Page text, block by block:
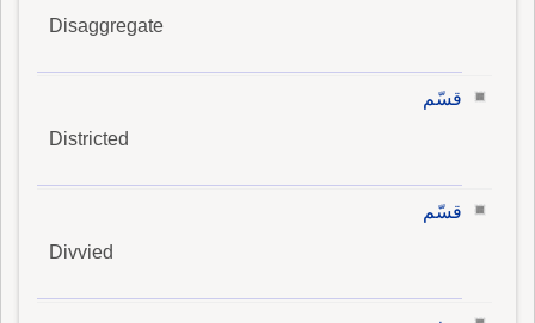
Disaggregate
قسّم
Districted
قسّم
Divvied